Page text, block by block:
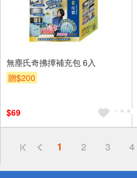
無塵氏奇拂撢補充包 6入
贈$200
$69
1 2 3 4
偏遠地區配送
得獎公告